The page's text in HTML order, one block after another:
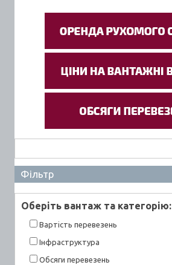
Фільтр
Оберiть вантаж та категорiю:
Вартiсть перевезень
Інфраструктура
Обсяги перевезень